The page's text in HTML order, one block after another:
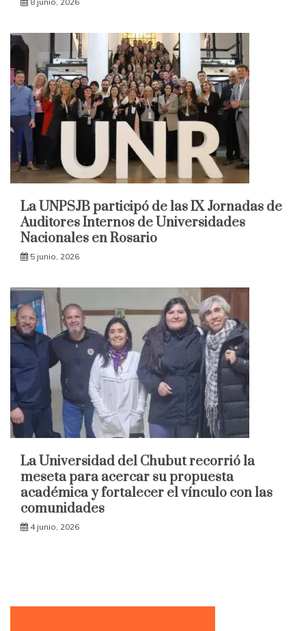
La UNPSJB participó de las IX Jornadas de
Auditores Internos de Universidades
Nacionales en Rosario
5 junio, 2026
La Universidad del Chubut recorrió la
meseta para acercar su propuesta
académica y fortalecer el vínculo con las
comunidades
4 junio, 2026